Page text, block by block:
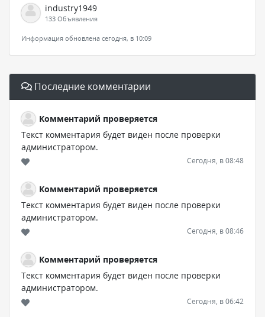
industry1949
133 Объявления
Информация обновлена сегодня, в 10:09
Последние комментарии
Комментарий проверяется
Текст комментария будет виден после проверки
администратором.
Сегодня, в 08:48
Комментарий проверяется
Текст комментария будет виден после проверки
администратором.
Сегодня, в 08:46
Комментарий проверяется
Текст комментария будет виден после проверки
администратором.
Сегодня, в 06:42